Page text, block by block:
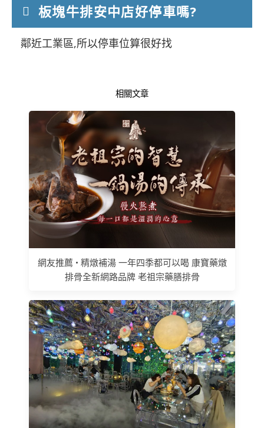
板塊牛排安中店好停車嗎?
鄰近工業區,所以停車位算很好找
相關文章
網友推薦 • 精燉補湯 一年四季都可以喝 康寶藥燉
排骨全新網路品牌 老祖宗藥膳排骨